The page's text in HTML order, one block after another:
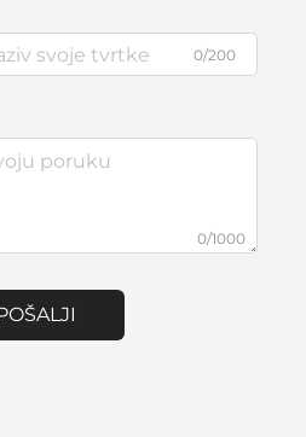
0/200
0/1000